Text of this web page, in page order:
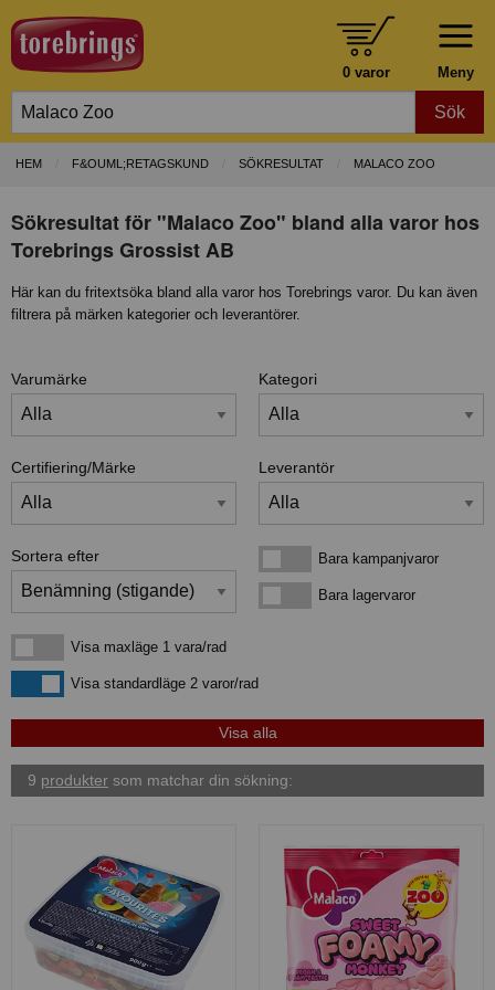
Meny
0 varor
Sök
HEM F&OUML;RETAGSKUND SÖKRESULTAT MALACO ZOO
Sökresultat för "Malaco Zoo" bland alla varor hos
Torebrings Grossist AB
Här kan du fritextsöka bland alla varor hos Torebrings varor. Du kan även
filtrera på märken kategorier och leverantörer.
Varumärke Kategori
Certifiering/Märke Leverantör
Sortera efter Bara kampanjvarorBara kampanjvaror
Bara lagervarorBara lagervaror
Visa maxläge 1 vara/rad
Visa maxläge 1 vara/rad
Visa standardlägeVisa standardläge 2 varor/rad
9 produkter som matchar din sökning: